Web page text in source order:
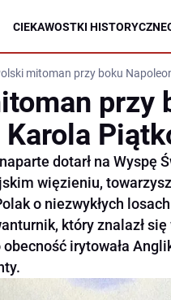
CIEKAWOSTKI HISTORYCZNE
mitoman przy boku
przy
Karola
dotarł na Wyspę
więzieniu,
o niezwykłych
który znalazł
obecność irytowała